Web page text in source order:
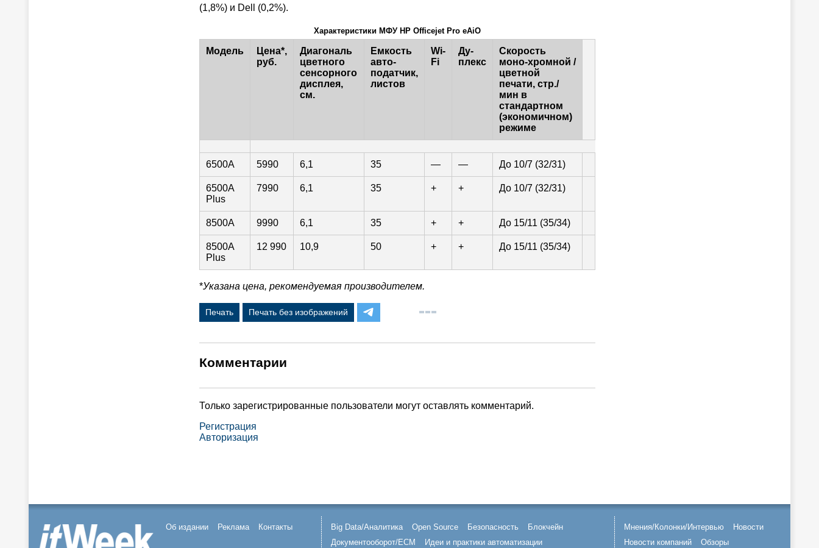
(1,8%) и Dell (0,2%).
Характеристики МФУ HP Officejet Pro eAiO
Модель
Цена*,
руб.
Диагональ
цветного
сенсорного
дисплея,
см.
Емкость
авто-
податчик,
листов
Wi-
Fi
Ду-
плекс
Скорость
моно-хромной /
цветной
печати, стр./
мин в
стандартном
(экономичном)
режиме
6500A 5990 6,1 35 — — До 10/7 (32/31)
6500A
Plus
7990 6,1 35 + + До 10/7 (32/31)
8500A 9990 6,1 35 + + До 15/11 (35/34)
8500A
Plus
12 990 10,9 50 + + До 15/11 (35/34)
*Указана цена, рекомендуемая производителем.
Печать Печать без изображений
Комментарии
Только зарегистрированные пользователи могут оставлять комментарий.
Регистрация
Авторизация
Об издании Реклама Контакты Big Data/Аналитика Open Source Безопасность
Блокчейн
Документооборот/ECM
Идеи и практики автоматизации
Мнения/Колонки/Интервью
Новости
Новости компаний
Обзоры